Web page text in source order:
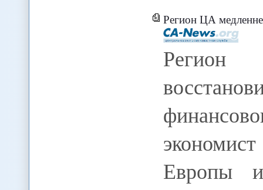
Регион ЦА медленнее
Европы